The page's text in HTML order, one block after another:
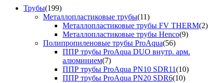
Трубы(199)
Металлопластиковые трубы(11)
Металлопластиковые трубы FV THERM(2)
Металлопластиковые трубы Henco(9)
Полипропиленовые трубы ProAqua(56)
ППР трубы ProAqua DUO внутр. арм.
алюминием(7)
ППР трубы ProAqua PN10 SDR11(10)
ППР трубы ProAqua PN20 SDR6(10)